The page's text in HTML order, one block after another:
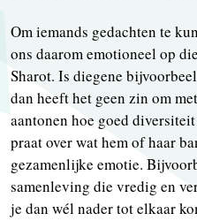
Om iemands gedachten te
ons daarom emotioneel op
Sharot. Is diegene
dan heeft het geen zin om
aantonen hoe goed
praat over wat hem of haar
gezamenlijke emotie.
samenleving die vredig en
je dan wél nader tot elkaar